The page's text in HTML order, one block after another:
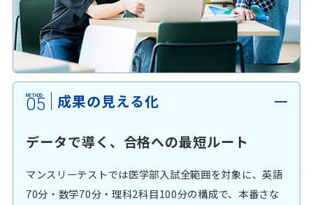
05 成果の見える化
データで導く、合格への最短ルート
マンスリーテストでは医学部入試全範囲を対象に、英語
70分・数学70分・理科2科目100分の構成で、本番さな